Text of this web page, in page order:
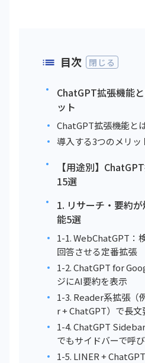
閉じる
目次
ChatGPT拡張機能
ット
ChatGPT拡張機能と
導入する3つのメリッ
【用途別】
15選
1. リサーチ・要約
能5選
1-1. WebChatGPT：
回答させる定番拡張
1-2. ChatGPT for
ジにAI要約を表示
1-3. Reader系拡張（
r + ChatGPT）で長文
1-4. ChatGPT
でもサイドバーで呼
1-5. LINER +